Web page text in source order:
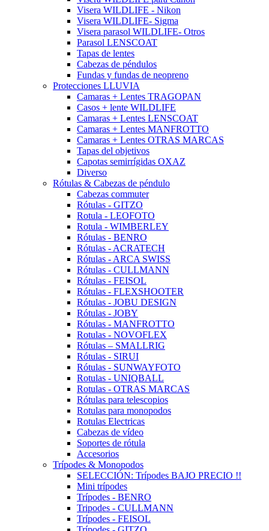
Visera WILDLIFE - Nikon
Visera WILDLIFE- Sigma
Visera parasol WILDLIFE- Otros
Parasol LENSCOAT
Tapas de lentes
Cabezas de péndulos
Fundas y fundas de neopreno
Protecciones LLUVIA
Camaras + Lentes TRAGOPAN
Casos + lente WILDLIFE
Camaras + Lentes LENSCOAT
Camaras + Lentes MANFROTTO
Camaras + Lentes OTRAS MARCAS
Tapas del objetivos
Capotas semirrígidas OXAZ
Diverso
Rótulas & Cabezas de péndulo
Cabezas commuter
Rótulas - GITZO
Rotula - LEOFOTO
Rotula - WIMBERLEY
Rótulas - BENRO
Rótulas - ACRATECH
Rótulas - ARCA SWISS
Rótulas - CULLMANN
Rótulas - FEISOL
Rótulas - FLEXSHOOTER
Rótulas - JOBU DESIGN
Rótulas - JOBY
Rótulas - MANFROTTO
Rotulas - NOVOFLEX
Rótulas – SMALLRIG
Rótulas - SIRUI
Rótulas - SUNWAYFOTO
Rotulas - UNIQBALL
Rotulas - OTRAS MARCAS
Rótulas para telescopios
Rotulas para monopodos
Rotulas Electricas
Cabezas de vídeo
Soportes de rótula
Accesorios
Trípodes & Monopodos
SELECCIÓN: Trípodes BAJO PRECIO !!
Mini trípodes
Trípodes - BENRO
Tripodes - CULLMANN
Trípodes - FEISOL